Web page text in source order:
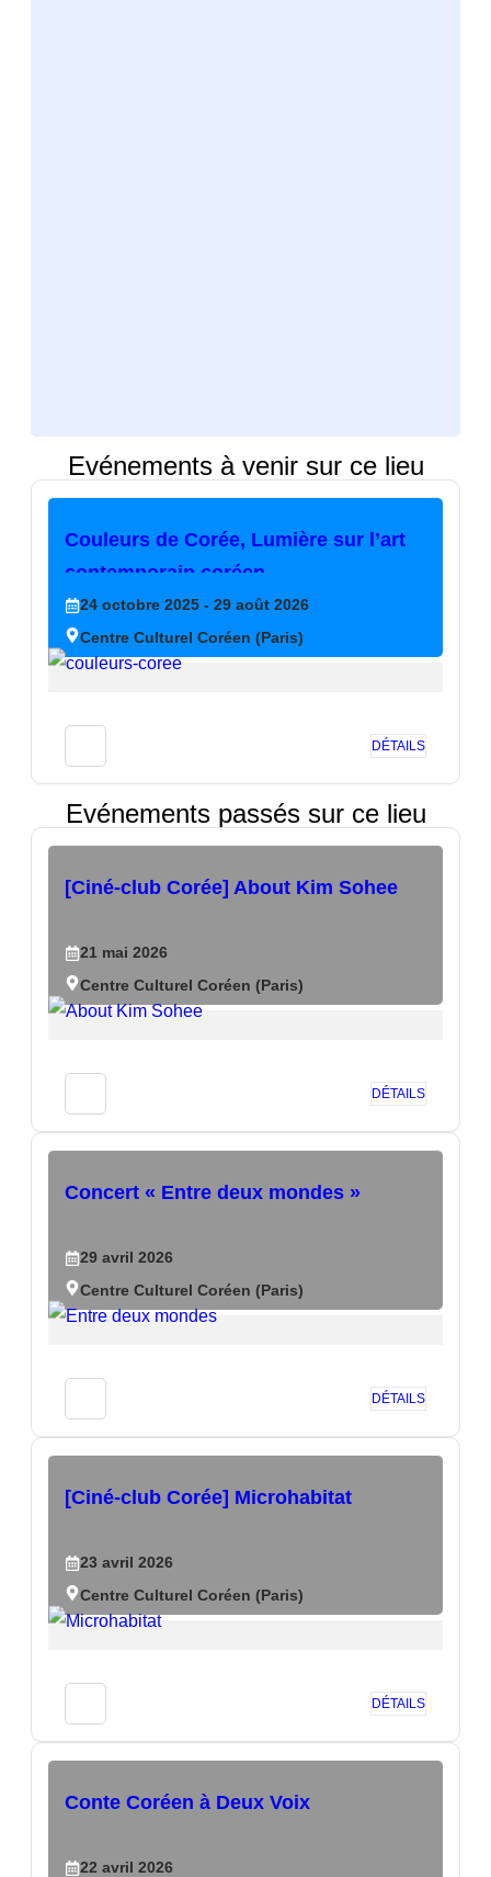
Evénements à venir sur ce lieu
Couleurs de Corée, Lumière sur l’art
contemporain coréen
24 octobre 2025 - 29 août 2026
Centre Culturel Coréen (Paris)
DÉTAILS
Evénements passés sur ce lieu
[Ciné-club Corée] About Kim Sohee
21 mai 2026
Centre Culturel Coréen (Paris)
DÉTAILS
Concert « Entre deux mondes »
29 avril 2026
Centre Culturel Coréen (Paris)
DÉTAILS
[Ciné-club Corée] Microhabitat
23 avril 2026
Centre Culturel Coréen (Paris)
DÉTAILS
Conte Coréen à Deux Voix
22 avril 2026